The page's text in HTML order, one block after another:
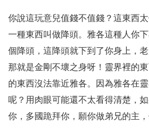
你說這玩意兒值錢不值錢？這東西
一種東西叫做降頭。雅各這種人你
個降頭，這降頭就下到了你身上，
那就是金剛不壞之身呀！靈界裡的
的東西沒法靠近雅各。因為雅各在
呢？用肉眼可能還不太看得清楚，
你，多國跪拜你，願你做弟兄的主